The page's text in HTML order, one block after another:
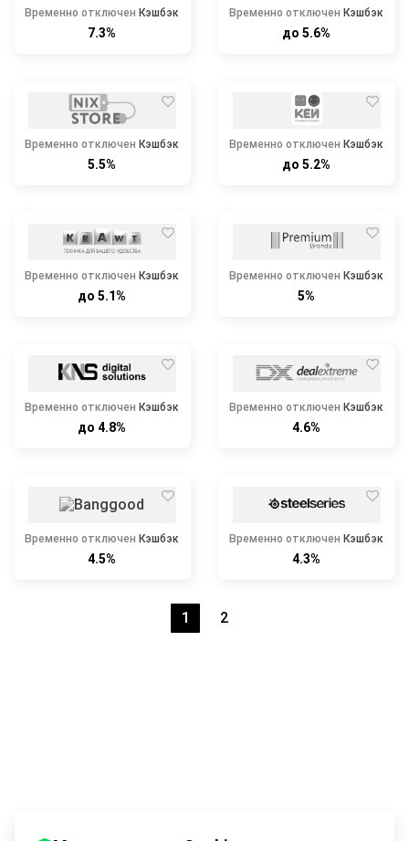
Временно отключен Кэшбэк
7.3%
Временно отключен Кэшбэк
до 5.6%
Временно отключен Кэшбэк
5.5%
Временно отключен Кэшбэк
до 5.2%
Временно отключен Кэшбэк
до 5.1%
Временно отключен Кэшбэк
5%
Временно отключен Кэшбэк
до 4.8%
Временно отключен Кэшбэк
4.6%
Временно отключен Кэшбэк
4.5%
Временно отключен Кэшбэк
4.3%
1 2